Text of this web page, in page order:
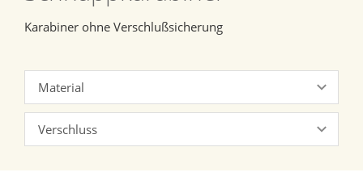
Karabiner ohne Verschlußsicherung
Material
Verschluss